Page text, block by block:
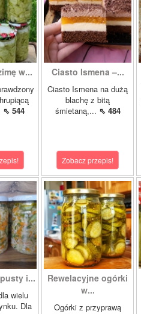
w...
⇖ 544
Ciasto Ismena –...
Ciasto Ismena na dużą
blachę z bitą
śmietaną,... ⇖ 484
Zobacz przepis!
i...
wielu
Dla
Rewelacyjne ogórki
w...
Ogórki z przyprawą